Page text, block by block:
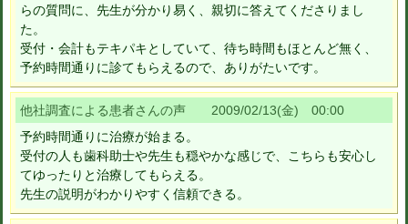
らの質問に、先生が分かり易く、親切に答えてくださりまし
た。
受付・会計もテキパキとしていて、待ち時間もほとんど無く、
予約時間通りに診てもらえるので、ありがたいです。
他社調査による患者さんの声 2009/02/13(金) 00:00
予約時間通りに治療が始まる。
受付の人も歯科助士や先生も穏やかな感じで、こちらも安心し
てゆったりと治療してもらえる。
先生の説明がわかりやすく信頼できる。